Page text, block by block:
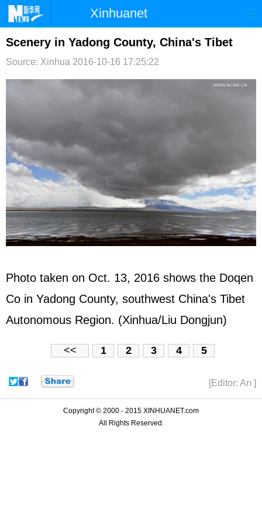
Xinhuanet
首页 时政 国际 港澳
台湾 财经 法治
军事
Scenery in Yadong County, China's Tibet
Source: Xinhua 2016-10-16 17:25:22
Photo taken on Oct. 13, 2016 shows the Doqen
Co in Yadong County, southwest China's Tibet
Autonomous Region. (Xinhua/Liu Dongjun)
<< 1 2 3 4 5
[Editor: An ]
Copyright © 2000 - 2015 XINHUANET.com
All Rights Reserved.